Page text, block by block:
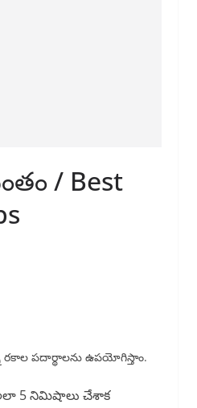
/ Best
రకాల పదార్థాలను ఉపయోగిస్తాం.
5 నిమిషాలు చేశాక